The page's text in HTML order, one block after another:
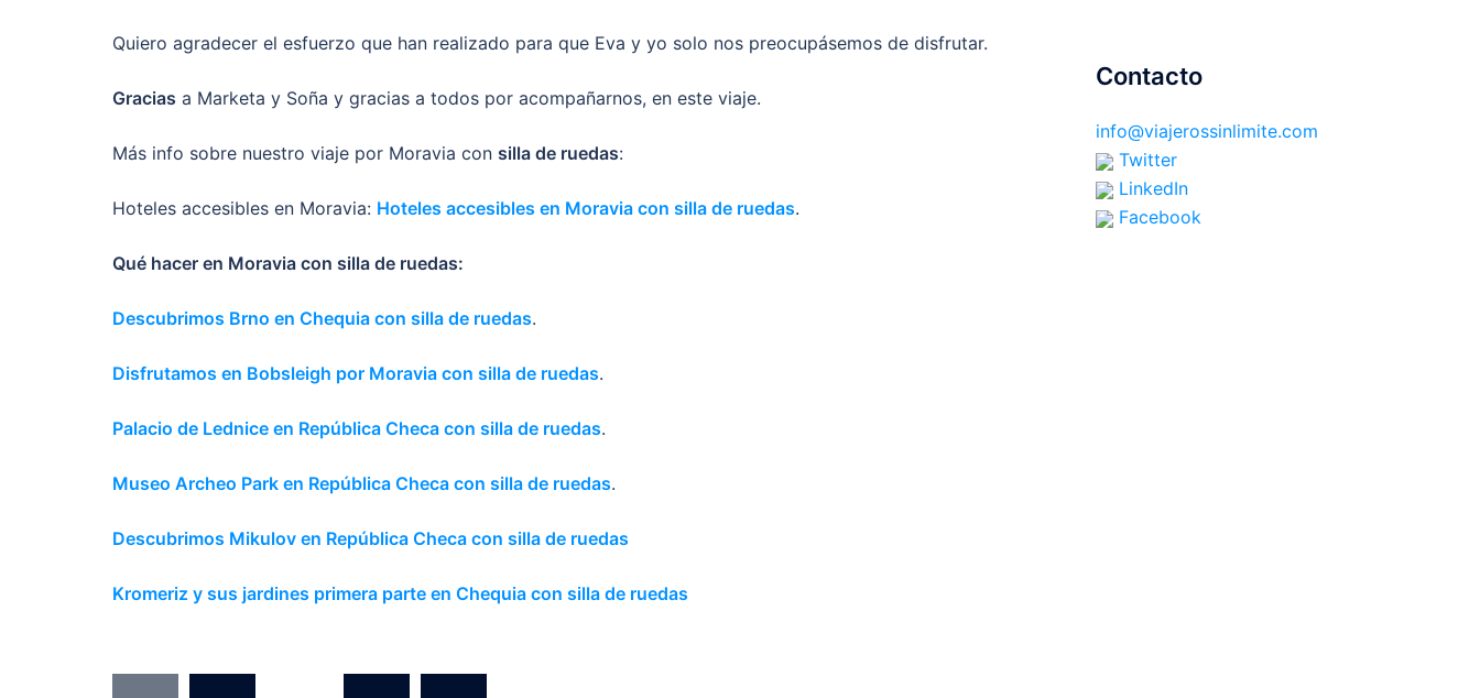
Quiero agradecer el esfuerzo que han realizado para que Eva y yo solo nos preocupásemos de disfrutar.
Gracias a Marketa y Soña y gracias a todos por acompañarnos, en este viaje.
Más info sobre nuestro viaje por Moravia con silla de ruedas:
Hoteles accesibles en Moravia: Hoteles accesibles en Moravia con silla de ruedas.
Qué hacer en Moravia con silla de ruedas:
Descubrimos Brno en Chequia con silla de ruedas.
Disfrutamos en Bobsleigh por Moravia con silla de ruedas.
Palacio de Lednice en República Checa con silla de ruedas.
Museo Archeo Park en República Checa con silla de ruedas.
Descubrimos Mikulov en República Checa con silla de ruedas
Kromeriz y sus jardines primera parte en Chequia con silla de ruedas
Contacto
info@viajerossinlimite.com
Twitter
LinkedIn
Facebook